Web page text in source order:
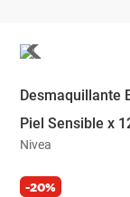
Desmaquillante
Piel Sensible x
Nivea
-20%